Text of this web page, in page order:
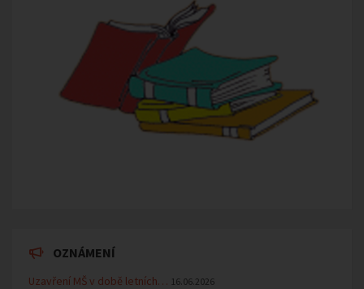
OZNÁMENÍ
Uzavření MŠ v době letních… 16.06.2026